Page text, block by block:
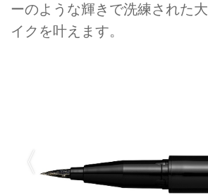
ーのような輝きで洗練された
イクを叶えます。